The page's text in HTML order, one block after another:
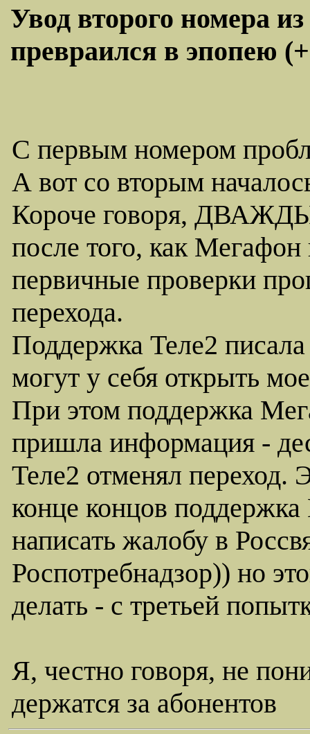
Увод второго номера
превраился в эпопею
С первым номером
А вот со вторым
Короче говоря, ДВАЖДЫ
после того, как
первичные проверки
перехода.
Поддержка Теле2
могут у себя открыть
При этом поддержка
пришла информация -
Теле2 отменял
конце концов
написать жалобу в
Роспотребнадзор)) но
делать - с третьей
Я, честно говоря, не
держатся за абонентов